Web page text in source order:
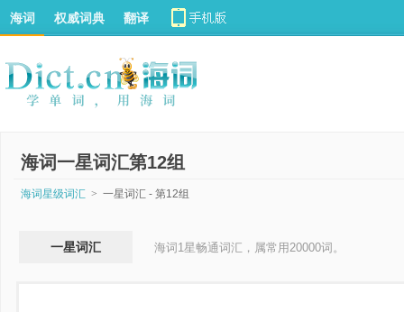
海词 权威词典 翻译
海词一星词汇第12组
海词星级词汇 > 一星词汇 - 第12组
一星词汇 海词1星畅通词汇，属常用20000词。